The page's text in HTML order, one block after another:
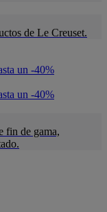
de Le Creuset.
un -40%
un -40%
fin de gama,